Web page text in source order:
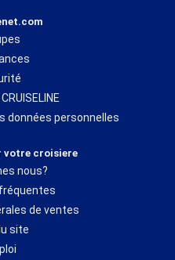
données personnelles
votre croisiere
nous?
de ventes
site